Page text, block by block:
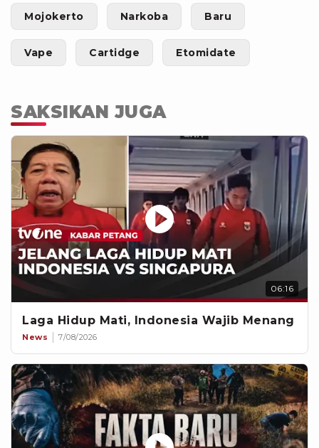
Mojokerto Narkoba Baru
Vape Cartidge Etomidate
SAKSIKAN JUGA
06:16
Laga Hidup Mati, Indonesia Wajib Menang
News 7/08/2026